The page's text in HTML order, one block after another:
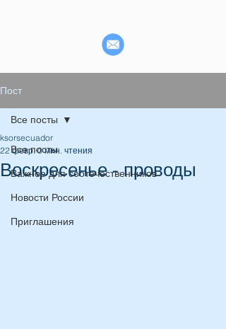
Пост
Все посты
Важное для соотечественников
Новости России
Приглашения
Все посты
Воскресенье - проводы
ksorsecuador
22 февр. 0 мин. чтения